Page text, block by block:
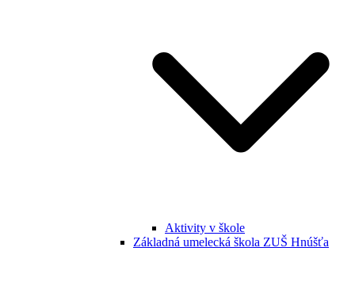
Aktivity v škole
Základná umelecká škola ZUŠ Hnúšťa